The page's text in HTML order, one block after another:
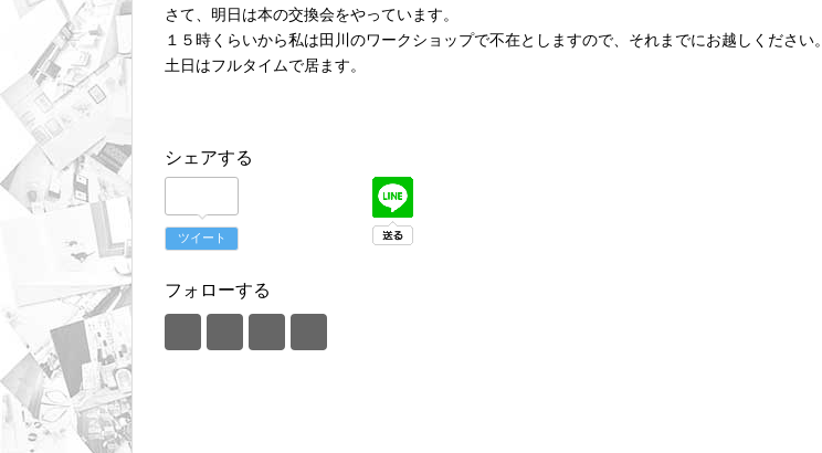
さて、明日は本の交換会をやっています。
１５時くらいから私は田川のワークショップで不在としますので、それまでにお越しください。
土日はフルタイムで居ます。
シェアする
ツイート
フォローする